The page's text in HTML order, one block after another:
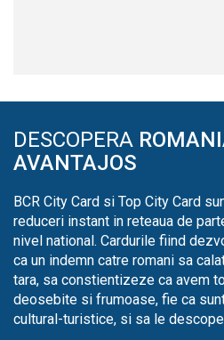
DESCOPERA
AVANTAJOS
BCR City Card si Top City Card
reduceri instant in reteaua de
nivel national. Cardurile fiind
ca un indemn catre romani sa
tara, sa constientizeze ca avem
deosebite si frumoase, fie ca
cultural-turistice, si sa le